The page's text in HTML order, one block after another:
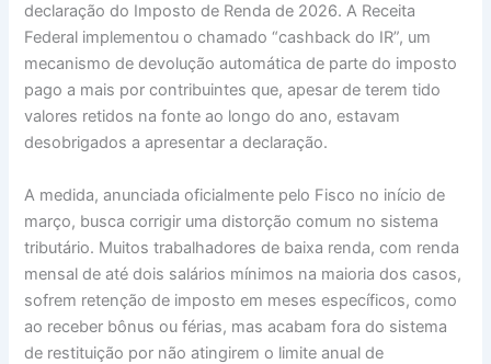
declaração do Imposto de Renda de 2026. A Receita
Federal implementou o chamado “cashback do IR”, um
mecanismo de devolução automática de parte do imposto
pago a mais por contribuintes que, apesar de terem tido
valores retidos na fonte ao longo do ano, estavam
desobrigados a apresentar a declaração.
A medida, anunciada oficialmente pelo Fisco no início de
março, busca corrigir uma distorção comum no sistema
tributário. Muitos trabalhadores de baixa renda, com renda
mensal de até dois salários mínimos na maioria dos casos,
sofrem retenção de imposto em meses específicos, como
ao receber bônus ou férias, mas acabam fora do sistema
de restituição por não atingirem o limite anual de